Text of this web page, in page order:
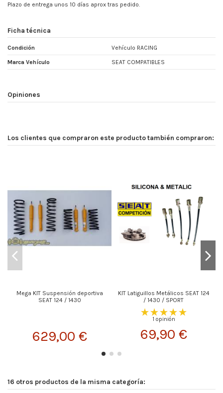
Plazo de entrega unos 10 días aprox tras pedido.
Ficha técnica
Condición Vehículo RACING
Marca Vehículo SEAT COMPATIBLES
Opiniones
Los clientes que compraron este producto también compraron:
Mega KIT Suspensión deportiva
SEAT 124 / 1430
629,00 €
KIT Latiguillos Metálicos SEAT 124
/ 1430 / SPORT
1 opinión
69,90 €
16 otros productos de la misma categoría: